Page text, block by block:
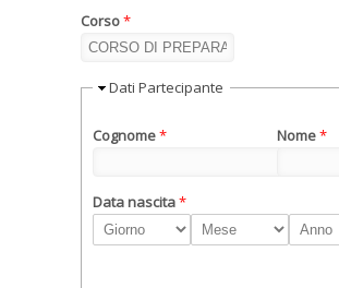
Corso*
Nascondi
Dati Partecipante
Cognome* Nome*
Data nascita*
Giorno
Mese
Anno